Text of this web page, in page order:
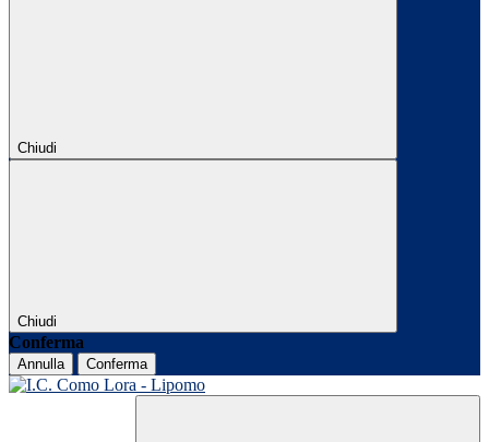
Chiudi
Chiudi
Conferma
Annulla Conferma